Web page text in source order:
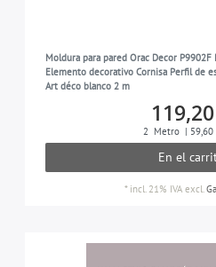
Moldura para pared Orac Decor
Elemento decorativo Cornisa Perfil de
Art déco blanco 2 m
2 Metro |
En el
* incl. 21% IVA excl.